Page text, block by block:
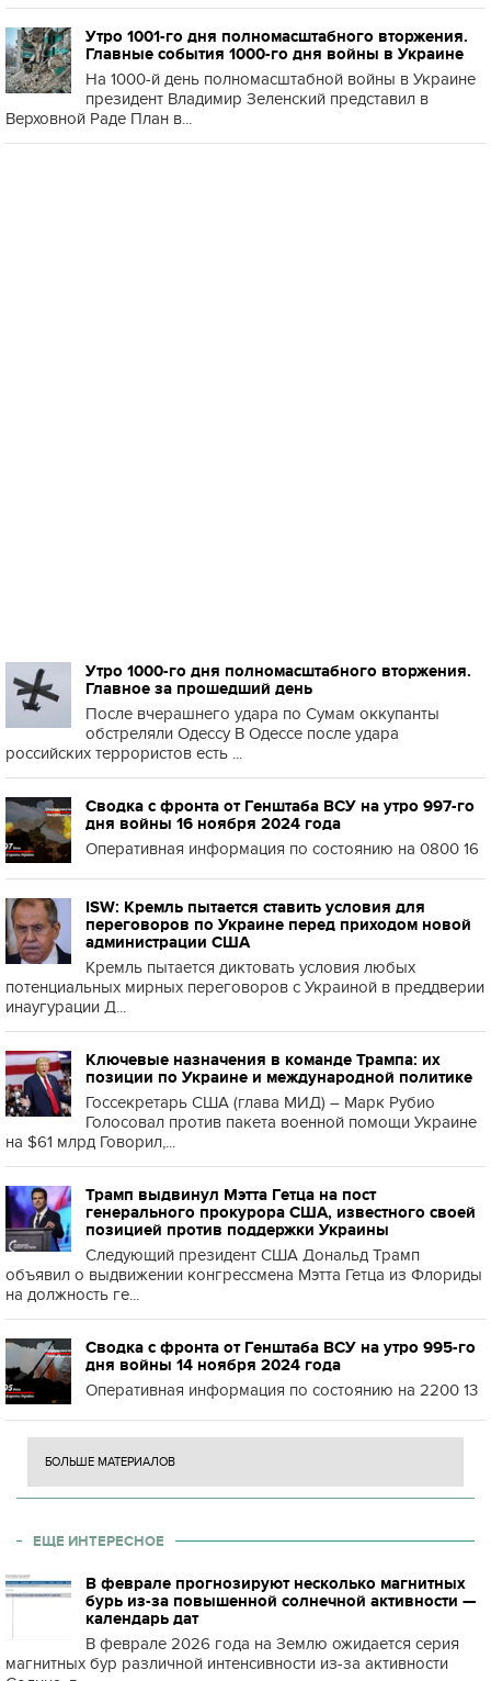
Утро 1001-го дня полномасштабного вторжения.
Главные события 1000-го дня войны в Украине
На 1000-й день полномасштабной войны в Украине
президент Владимир Зеленский представил в
Верховной Раде План в...
Утро 1000-го дня полномасштабного вторжения.
Главное за прошедший день
После вчерашнего удара по Сумам оккупанты
обстреляли Одессу В Одессе после удара
российских террористов есть ...
Сводка с фронта от Генштаба ВСУ на утро 997-го
дня войны 16 ноября 2024 года
Оперативная информация по состоянию на 0800 16
ISW: Кремль пытается ставить условия для
переговоров по Украине перед приходом новой
администрации США
Кремль пытается диктовать условия любых
потенциальных мирных переговоров с Украиной в преддверии
инаугурации Д...
Ключевые назначения в команде Трампа: их
позиции по Украине и международной политике
Госсекретарь США (глава МИД) – Марк Рубио
Голосовал против пакета военной помощи Украине
на $61 млрд Говорил,...
Трамп выдвинул Мэтта Гетца на пост
генерального прокурора США, известного своей
позицией против поддержки Украины
Следующий президент США Дональд Трамп
объявил о выдвижении конгрессмена Мэтта Гетца из Флориды
на должность ге...
Сводка с фронта от Генштаба ВСУ на утро 995-го
дня войны 14 ноября 2024 года
Оперативная информация по состоянию на 2200 13
БОЛЬШЕ МАТЕРИАЛОВ
ЕЩЕ ИНТЕРЕСНОЕ
В феврале прогнозируют несколько магнитных
бурь из-за повышенной солнечной активности —
календарь дат
В феврале 2026 года на Землю ожидается серия
магнитных бур различной интенсивности из-за активности